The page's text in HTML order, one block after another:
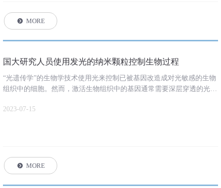
뀹 MORE
뀹 MORE
国大研究人员使用发光的纳米颗粒控制生物过程
“光遗传学”的生物学技术使用光来控制已被基因改造成对光敏感的生物
组织中的细胞。然而，激活生物组织中的基因通常需要深层穿透的光，
个基因。
2023-07-15